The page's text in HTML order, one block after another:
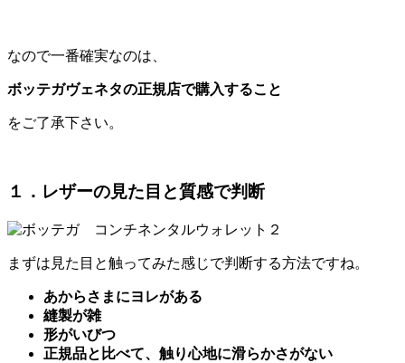
なので一番確実なのは、
ボッテガヴェネタの正規店で購入すること
をご了承下さい。
１．レザーの見た目と質感で判断
まずは見た目と触ってみた感じで判断する方法ですね。
あからさまにヨレがある
縫製が雑
形がいびつ
正規品と比べて、触り心地に滑らかさがない